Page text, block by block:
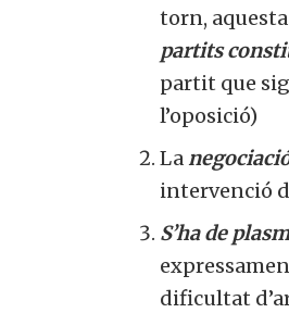
torn,
partits
partit que
l’oposició)
La
intervenció
S’ha de
dificultat